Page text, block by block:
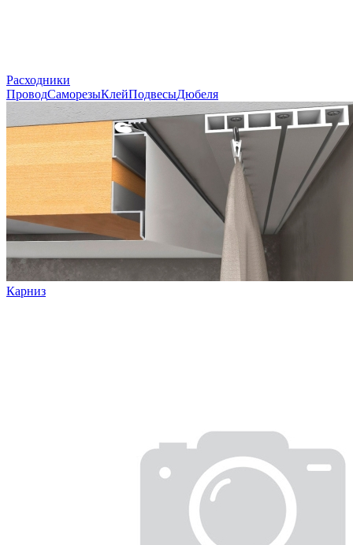
Расходники
ПроводСаморезыКлейПодвесыДюбеля
Карниз